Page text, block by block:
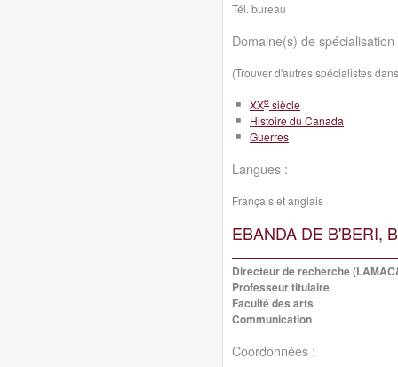
Tél. bureau
Domaine(s) de spécialisation
(Trouver d'autres spécialistes
XXe siècle
Histoire du Canada
Guerres
Langues :
Français et anglais
EBANDA DE B'BERI,
Directeur de recherche
Professeur titulaire
Faculté des arts
Communication
Coordonnées :